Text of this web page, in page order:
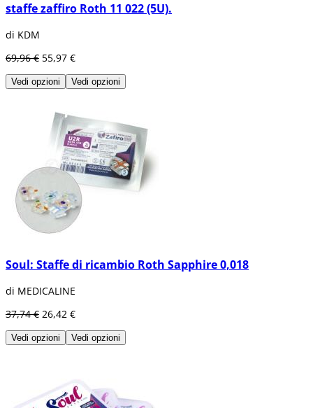
staffe zaffiro Roth 11 022 (5U).
di KDM
69,96 € 55,97 €
Vedi opzioni Vedi opzioni
Soul: Staffe di ricambio Roth Sapphire 0,018
di MEDICALINE
37,74 € 26,42 €
Vedi opzioni Vedi opzioni